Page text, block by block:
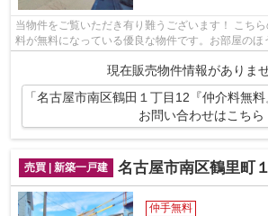
当物件をご覧いただき有り難うございます！ こち
料が無料になっている優良な物件です。お部屋のほ
せて頂きますのでお気軽にお問合せ下...
現在販売物件情報がありませ
「名古屋市南区鶴田１丁目12『仲介料無
お問い合わせはこちら
売買 | 新築一戸建 名古屋市南区鶴里町１丁目23-1『仲介
仲手無料